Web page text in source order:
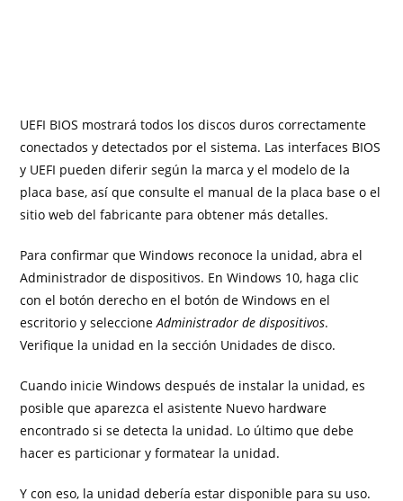
UEFI BIOS mostrará todos los discos duros correctamente
conectados y detectados por el sistema. Las interfaces BIOS
y UEFI pueden diferir según la marca y el modelo de la
placa base, así que consulte el manual de la placa base o el
sitio web del fabricante para obtener más detalles.
Para confirmar que Windows reconoce la unidad, abra el
Administrador de dispositivos. En Windows 10, haga clic
con el botón derecho en el botón de Windows en el
escritorio y seleccioneAdministrador de dispositivos.
Verifique la unidad en la sección Unidades de disco.
Cuando inicie Windows después de instalar la unidad, es
posible que aparezca el asistente Nuevo hardware
encontrado si se detecta la unidad. Lo último que debe
hacer es particionar y formatear la unidad.
Y con eso, la unidad debería estar disponible para su uso.